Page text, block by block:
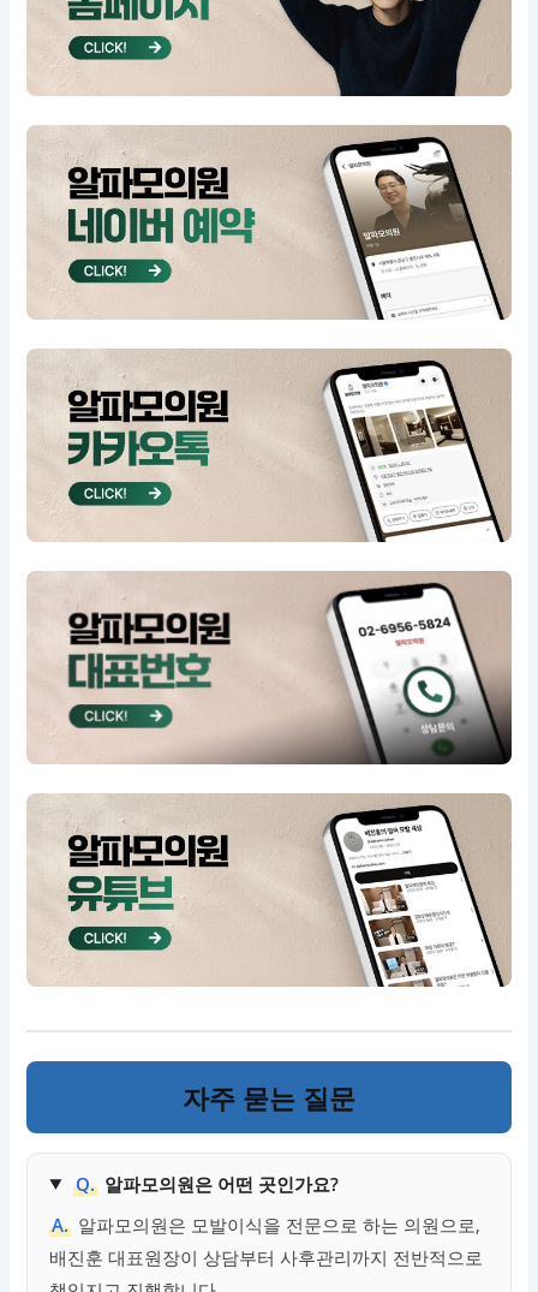
자주 묻는 질문
Q. 알파모의원은 어떤 곳인가요?
A. 알파모의원은 모발이식을 전문으로 하는 의원으로,
배진훈 대표원장이 상담부터 사후관리까지 전반적으로